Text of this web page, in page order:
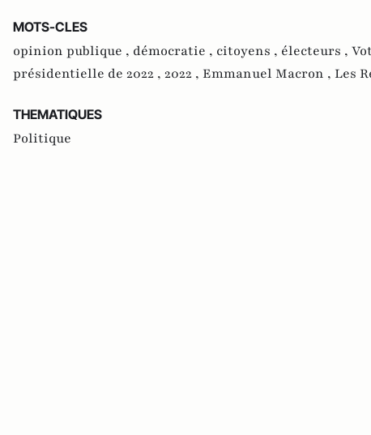
MOTS-CLES
opinion publique , démocratie , citoyens , électeurs ,
présidentielle de 2022 , 2022 , Emmanuel Macron , Les
THEMATIQUES
Politique